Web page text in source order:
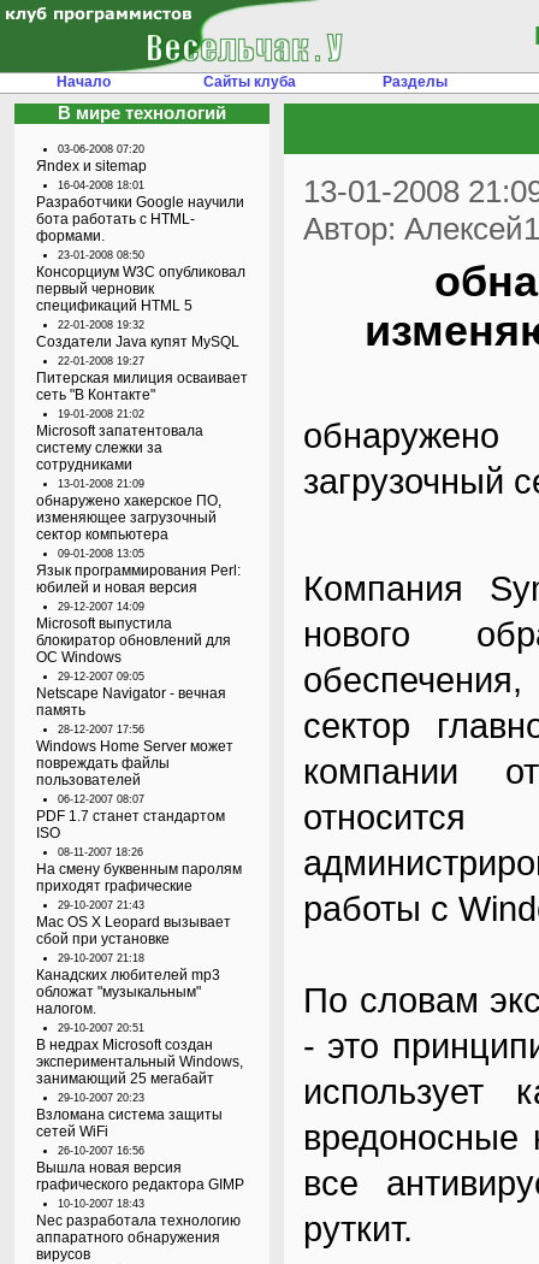
Начало Сайты клуба Разделы
В мире технологий
03-06-2008 07:20
Яndex и sitemap
16-04-2008 18:01
Разработчики Google научили
бота работать с HTML-
формами.
23-01-2008 08:50
Консорциум W3C опубликовал
первый черновик
спецификаций HTML 5
22-01-2008 19:32
Создатели Java купят MySQL
22-01-2008 19:27
Питерская милиция осваивает
сеть "В Контакте"
19-01-2008 21:02
Microsoft запатентовала
систему слежки за
сотрудниками
13-01-2008 21:09
обнаружено хакерское ПО,
изменяющее загрузочный
сектор компьютера
09-01-2008 13:05
Язык программирования Perl:
юбилей и новая версия
29-12-2007 14:09
Microsoft выпустила
блокиратор обновлений для
ОС Windows
29-12-2007 09:05
Netscape Navigator - вечная
память
28-12-2007 17:56
Windows Home Server может
повреждать файлы
пользователей
06-12-2007 08:07
PDF 1.7 станет стандартом
ISO
08-11-2007 18:26
На смену буквенным паролям
приходят графические
29-10-2007 21:43
Mac OS X Leopard вызывает
сбой при установке
29-10-2007 21:18
Канадских любителей mp3
обложат "музыкальным"
налогом.
29-10-2007 20:51
В недрах Microsoft создан
экспериментальный Windows,
занимающий 25 мегабайт
29-10-2007 20:23
Взломана система защиты
сетей WiFi
26-10-2007 16:56
Вышла новая версия
графического редактора GIMP
10-10-2007 18:43
Nec разработала технологию
аппаратного обнаружения
вирусов
13-01-2008
Автор:
загрузочный
Компания
нового
сектор
компании
работы с
По словам
- это
использует
вредоносные
все
руткит.